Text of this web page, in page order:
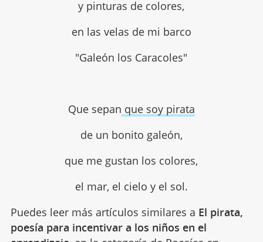
y pinturas de colores,
en las velas de mi barco
"Galeón los Caracoles"
Que sepan que soy pirata
de un bonito galeón,
que me gustan los colores,
el mar, el cielo y el sol.
Puedes leer más artículos similares a El pirata,
poesía para incentivar a los niños en el